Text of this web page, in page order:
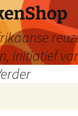
initiatief